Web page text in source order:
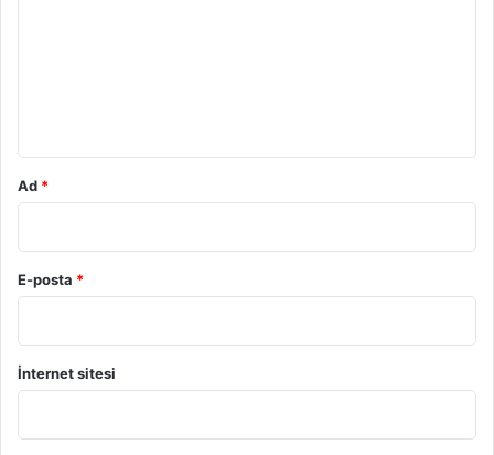
Ad *
E-posta *
İnternet sitesi